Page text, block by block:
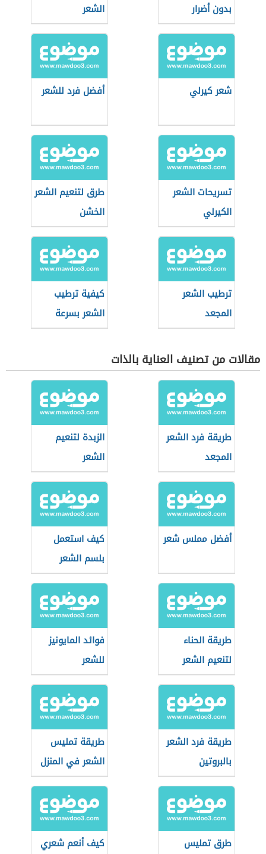
بدون أضرار
الشعر
شعر كيرلي أفضل فرد للشعر
تسريحات الشعر
الكيرلي
طرق لتنعيم الشعر
الخشن
ترطيب الشعر
المجعد
كيفية ترطيب
الشعر بسرعة
مقالات من تصنيف العناية بالذات
طريقة فرد الشعر
المجعد
الزبدة لتنعيم
الشعر
أفضل مملس شعر
كيف استعمل
بلسم الشعر
طريقة الحناء
لتنعيم الشعر
فوائد المايونيز
للشعر
طريقة فرد الشعر
بالبروتين
طريقة تمليس
الشعر في المنزل
طرق تمليس
كيف أنعم شعري